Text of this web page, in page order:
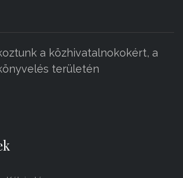
a közhivatalnokokért, a
területén